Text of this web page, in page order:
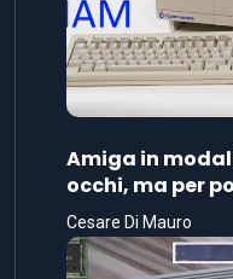
Amiga in
occhi, ma per
Cesare Di Mauro